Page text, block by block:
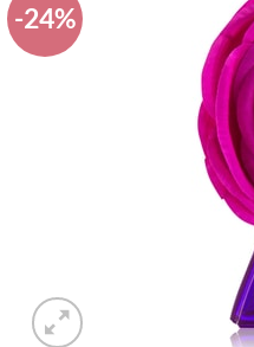
-24%